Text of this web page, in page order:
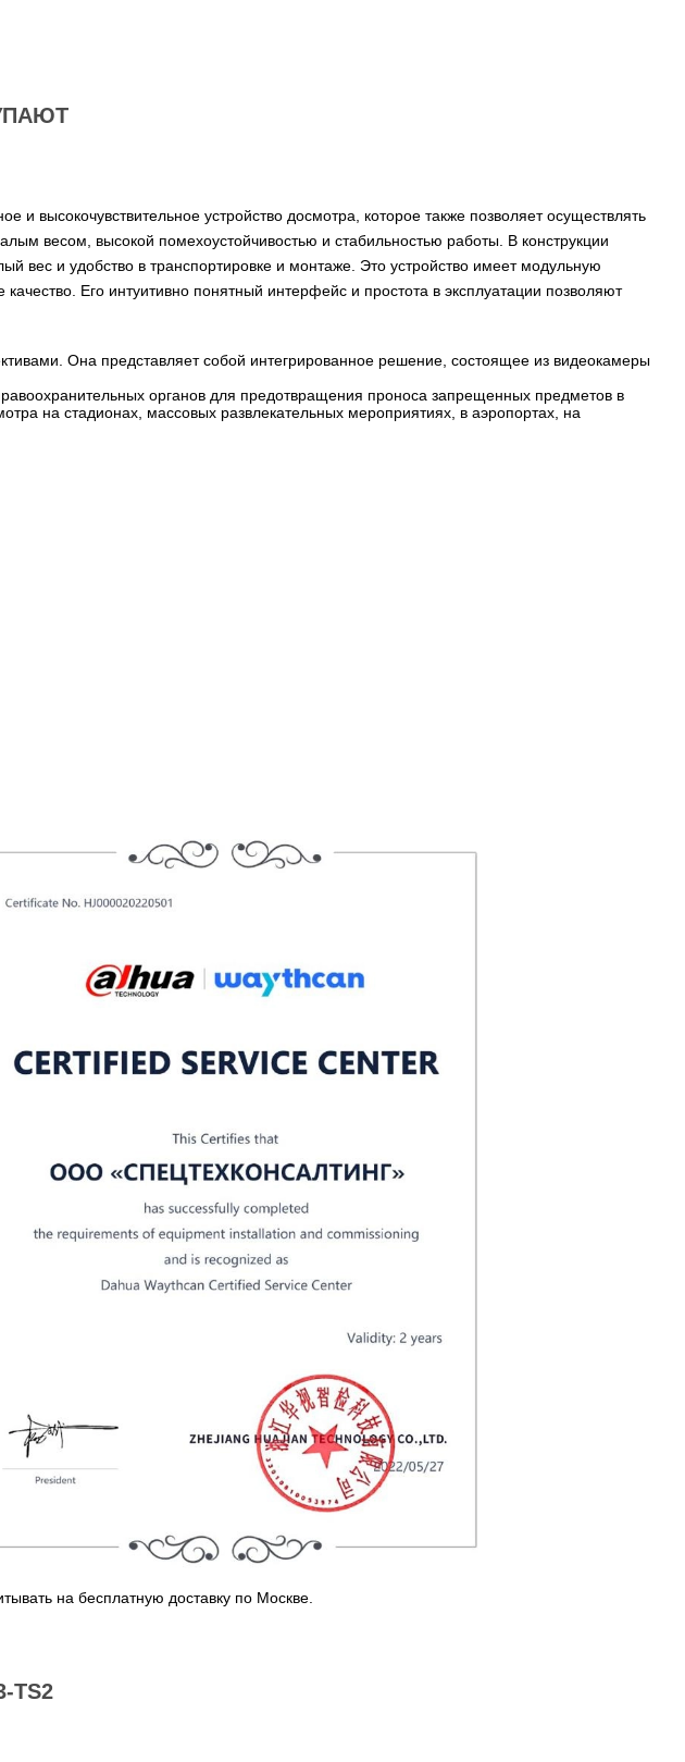
высокочувствительное устройство досмотра, которое также позволяет осуществлять
весом, высокой помехоустойчивостью и стабильностью работы. В конструкции
вес и удобство в транспортировке и монтаже. Это устройство имеет модульную
Его интуитивно понятный интерфейс и простота в эксплуатации позволяют
Она представляет собой интегрированное решение, состоящее из видеокамеры
органов для предотвращения проноса запрещенных предметов в
на стадионах, массовых развлекательных мероприятиях, в аэропортах, на
на бесплатную доставку по Москве.
TS2